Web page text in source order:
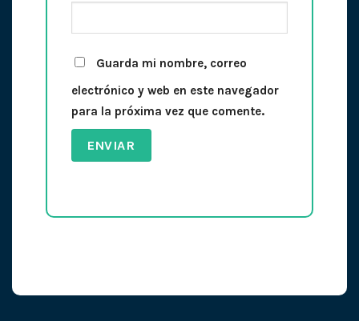
Guarda mi nombre, correo
electrónico y web en este navegador
para la próxima vez que comente.